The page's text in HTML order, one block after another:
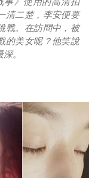
清二楚，李安便要
戰。在訪問中，被
的美女呢？他笑說
。